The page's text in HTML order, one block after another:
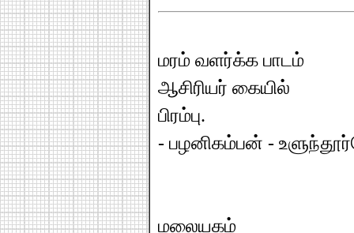
மரம் வளர்க்க பாடம்
ஆசிரியர் கையில்
பிரம்பு.
- பழனிகம்பன் -
மலையகம்